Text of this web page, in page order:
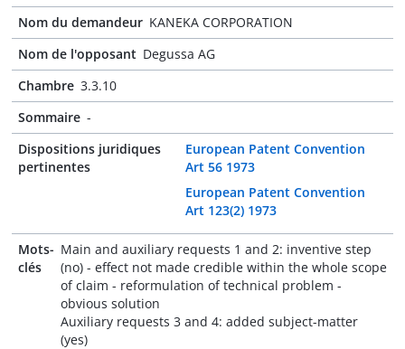
Nom du demandeur KANEKA CORPORATION
Nom de l'opposant Degussa AG
Chambre 3.3.10
Sommaire -
Dispositions juridiques
pertinentes
European Patent Convention
Art 56 1973
European Patent Convention
Art 123(2) 1973
Mots-
clés
Main and auxiliary requests 1 and 2: inventive step
(no) - effect not made credible within the whole scope
of claim - reformulation of technical problem -
obvious solution
Auxiliary requests 3 and 4: added subject-matter
(yes)